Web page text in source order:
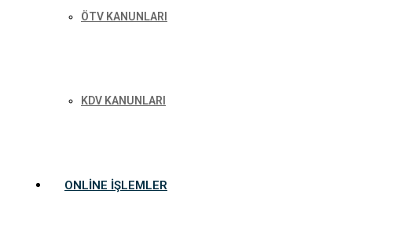
ÖTV KANUNLARI
KDV KANUNLARI
ONLINE İŞLEMLER